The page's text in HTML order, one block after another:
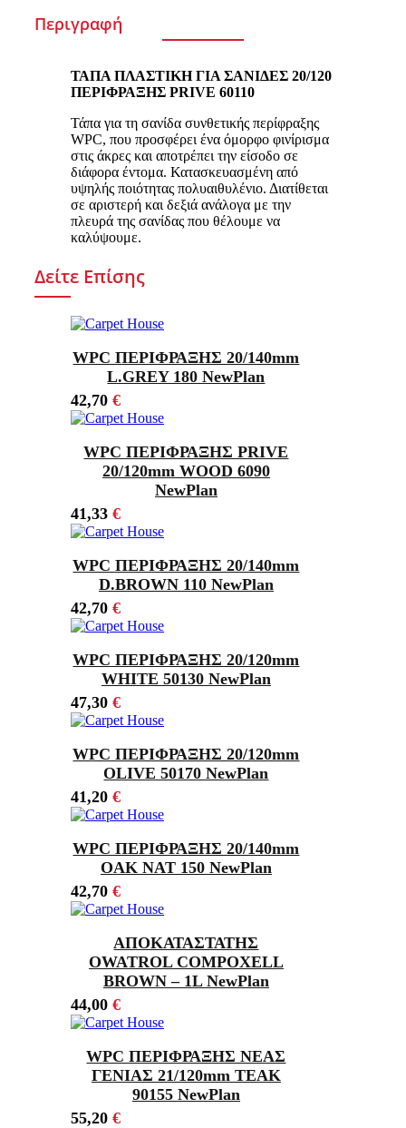
Περιγραφή
ΤΑΠΑ ΠΛΑΣΤΙΚΗ ΓΙΑ ΣΑΝΙΔΕΣ 20/120
ΠΕΡΙΦΡΑΞΗΣ PRIVE 60110
Τάπα για τη σανίδα συνθετικής περίφραξης
WPC, που προσφέρει ένα όμορφο φινίρισμα
στις άκρες και αποτρέπει την είσοδο σε
διάφορα έντομα. Κατασκευασμένη από
υψηλής ποιότητας πολυαιθυλένιο. Διατίθεται
σε αριστερή και δεξιά ανάλογα με την
πλευρά της σανίδας που θέλουμε να
καλύψουμε.
Δείτε Επίσης
WPC ΠΕΡΙΦΡΑΞΗΣ 20/140mm
L.GREY 180 NewPlan
42,70 €
WPC ΠΕΡΙΦΡΑΞΗΣ PRIVE
20/120mm WOOD 6090
NewPlan
41,33 €
WPC ΠΕΡΙΦΡΑΞΗΣ 20/140mm
D.BROWN 110 NewPlan
42,70 €
WPC ΠΕΡΙΦΡΑΞΗΣ 20/120mm
WHITE 50130 NewPlan
47,30 €
WPC ΠΕΡΙΦΡΑΞΗΣ 20/120mm
OLIVE 50170 NewPlan
41,20 €
WPC ΠΕΡΙΦΡΑΞΗΣ 20/140mm
OAK NAT 150 NewPlan
42,70 €
ΑΠΟΚΑΤΑΣΤΑΤΗΣ
OWATROL COMPOXELL
BROWN – 1L NewPlan
44,00 €
WPC ΠΕΡΙΦΡΑΞΗΣ ΝΕΑΣ
ΓΕΝΙΑΣ 21/120mm TEAK
90155 NewPlan
55,20 €